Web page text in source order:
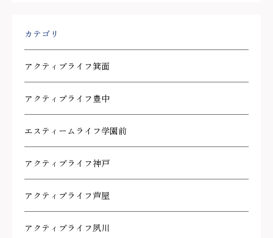
カテゴリ
アクティブライフ箕面
アクティブライフ豊中
エスティームライフ学園前
アクティブライフ神戸
アクティブライフ芦屋
アクティブライフ夙川